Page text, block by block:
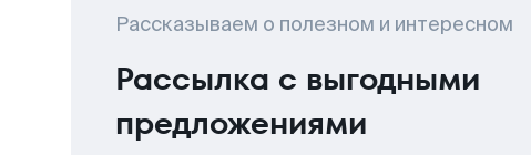
Рассказываем о полезном и интересном
Рассылка с выгодными
предложениями